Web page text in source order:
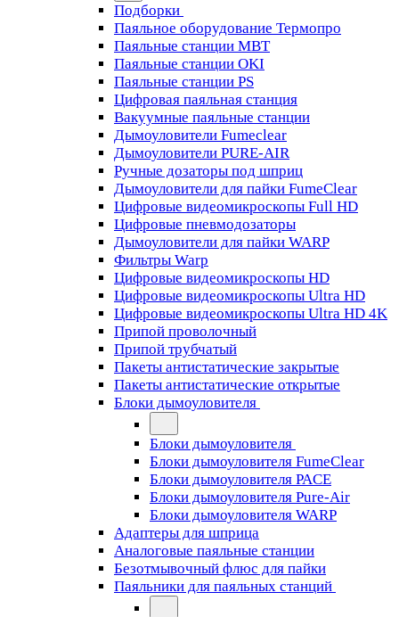
Подборки
Паяльное оборудование Термопро
Паяльные станции MBT
Паяльные станции OKI
Паяльные станции PS
Цифровая паяльная станция
Вакуумные паяльные станции
Дымоуловители Fumeclear
Дымоуловители PURE-AIR
Ручные дозаторы под шприц
Дымоуловители для пайки FumeClear
Цифровые видеомикроскопы Full HD
Цифровые пневмодозаторы
Дымоуловители для пайки WARP
Фильтры Warp
Цифровые видеомикроскопы HD
Цифровые видеомикроскопы Ultra HD
Цифровые видеомикроскопы Ultra HD 4K
Припой проволочный
Припой трубчатый
Пакеты антистатические закрытые
Пакеты антистатические открытые
Блоки дымоуловителя
Блоки дымоуловителя
Блоки дымоуловителя FumeClear
Блоки дымоуловителя PACE
Блоки дымоуловителя Pure-Air
Блоки дымоуловителя WARP
Адаптеры для шприца
Аналоговые паяльные станции
Безотмывочный флюс для пайки
Паяльники для паяльных станций